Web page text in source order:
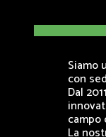
Siamo
con
Dal